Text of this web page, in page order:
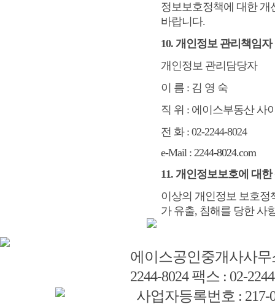
정보보호정책에 대한 개
바랍니다.
10. 개인정보 관리책임자
개인정보 관리담당자
이 름 : 김 영 숙
직 위 : 에이스부동산 사
전 화 : 02-2244-8024
e-Mail : 2244-8024.com
11. 개인정보보호에 대
이상의 개인정보 보호정
가 유출, 침해를 당한 사
에이스공인중개사사무
2244-8024 팩스 : 02-
사업자등록번호 :